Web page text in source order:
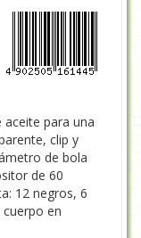
aceite para una
clip y
de bola
de 60
12 negros, 6
en